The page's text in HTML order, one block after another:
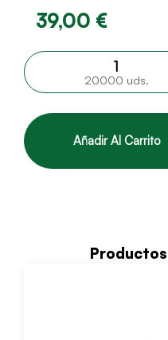
39,00 €
20000 uds.
Añadir Al Carrito